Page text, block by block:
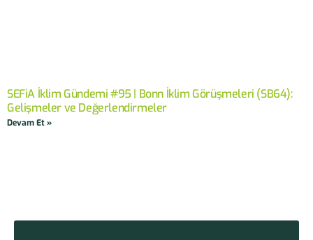
SEFiA İklim Gündemi #95 | Bonn İklim Görüşmeleri (SB64):
Gelişmeler ve Değerlendirmeler
Devam Et »